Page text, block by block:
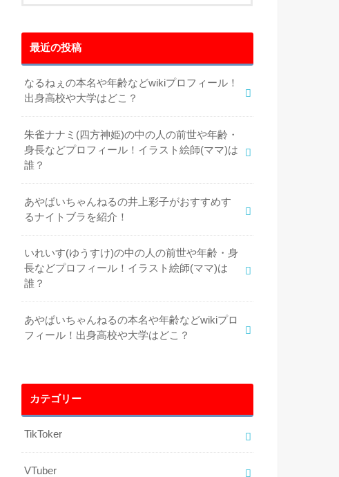
最近の投稿
なるねぇの本名や年齢などwikiプロフィール！
出身高校や大学はどこ？
朱雀ナナミ(四方神姫)の中の人の前世や年齢・
身長などプロフィール！イラスト絵師(ママ)は
誰？
あやぱいちゃんねるの井上彩子がおすすめす
るナイトブラを紹介！
いれいす(ゆうすけ)の中の人の前世や年齢・身
長などプロフィール！イラスト絵師(ママ)は
誰？
あやぱいちゃんねるの本名や年齢などwikiプロ
フィール！出身高校や大学はどこ？
カテゴリー
TikToker
VTuber